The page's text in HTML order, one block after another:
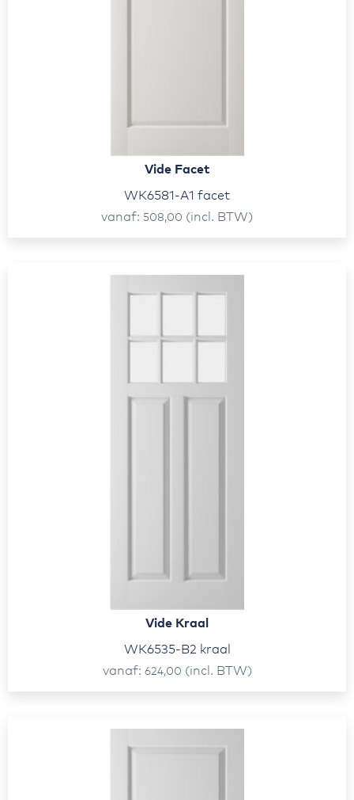
Vide Facet
WK6581-A1 facet
vanaf 508,00 (incl. BTW)
Vide Kraal
WK6535-B2 kraal
vanaf
624,00 (incl. BTW)